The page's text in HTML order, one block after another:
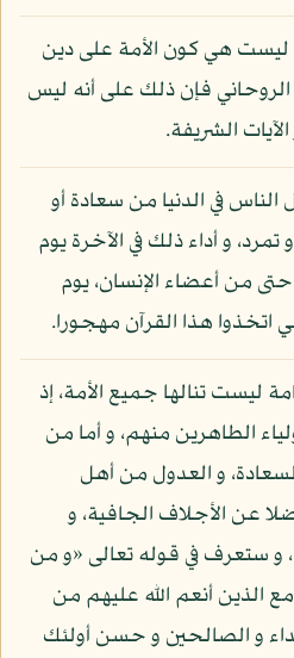
ليست هي كون الأمة على دين
فإن ذلك على أنه ليس
الشريفة.
في الدنيا من سعادة أو
و أداء ذلك في الآخرة يوم
من أعضاء الإنسان، يوم
اتخذوا هذا القرآن مهجورا.
ليست تنالها جميع الأمة، إذ
الطاهرين منهم، و أما من
و العدول من أهل
عن الأجلاف الجافية، و
و ستعرف في قوله تعالى «و من
الذين أنعم الله عليهم من
و الصالحين و حسن أولئك